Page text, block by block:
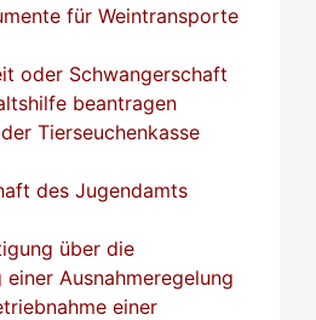
für Weintransporte
oder Schwangerschaft
beantragen
Tierseuchenkasse
des Jugendamts
über die
einer Ausnahmeregelung
einer